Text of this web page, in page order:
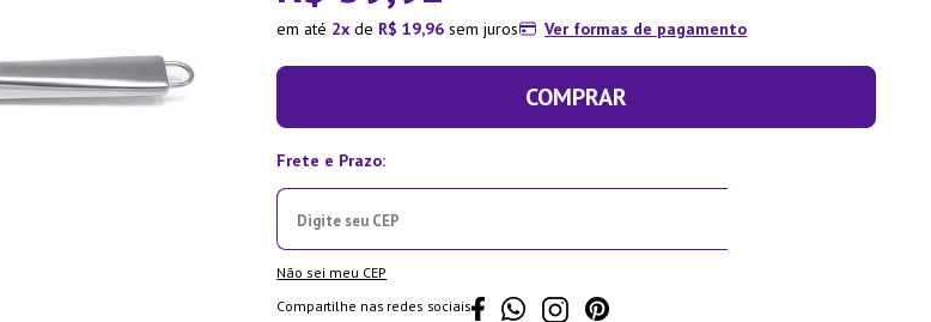
em até 2 de R$ 19,96 sem juros Ver formas de pagamento
COMPRAR
Não sei meu CEP
Compartilhe nas redes sociais